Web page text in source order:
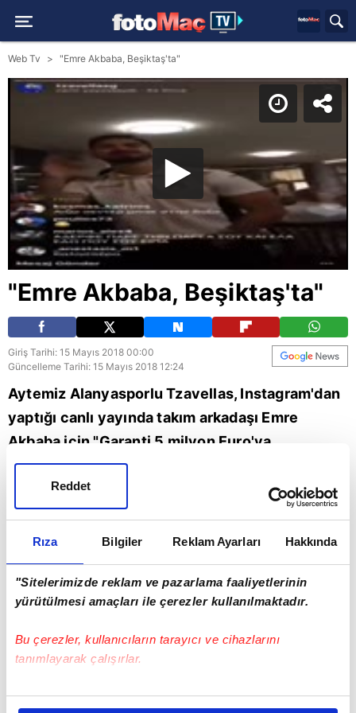
Rıza Bilgiler Reklam Ayarları Hakkında
"Sitelerimizde reklam ve pazarlama faaliyetlerinin
yürütülmesi amaçları ile çerezler kullanılmaktadır.
Bu çerezler, kullanıcıların tarayıcı ve cihazlarını
tanımlayarak çalışırlar.
Bu çerezlere izin vermeniz halinde sizlere özel
Reddet
Web Tv "Emre Akbaba, Beşiktaş'ta"
"Emre Akbaba, Beşiktaş'ta"
Giriş Tarihi: 15 Mayıs 2018 00:00
Güncelleme Tarihi: 15 Mayıs 2018 12:24
Aytemiz Alanyasporlu Tzavellas, Instagram'dan
yaptığı canlı yayında takım arkadaşı Emre
Akbaba için "Garanti 5 milyon Euro'ya
Beşiktaş'ta" ifadelerini kullandı.
Beşiktaş